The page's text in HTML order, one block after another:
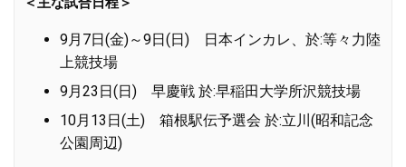
9月7日(金)～9日(日) 日本インカレ、於:等々力陸
上競技場
9月23日(日) 早慶戦 於:早稲田大学所沢競技場
10月13日(土) 箱根駅伝予選会 於:立川(昭和記念
公園周辺)